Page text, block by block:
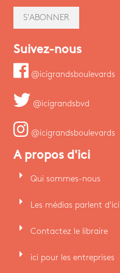
S'ABONNER
Suivez-nous
@icigrandsboulevards
@icigrandsbvd
@icigrandsboulevards
A propos d'ici
arrow_right Qui sommes-nous
arrow_right Les médias parlent d'ici
arrow_right Contactez le libraire
arrow_right ici pour les entreprises